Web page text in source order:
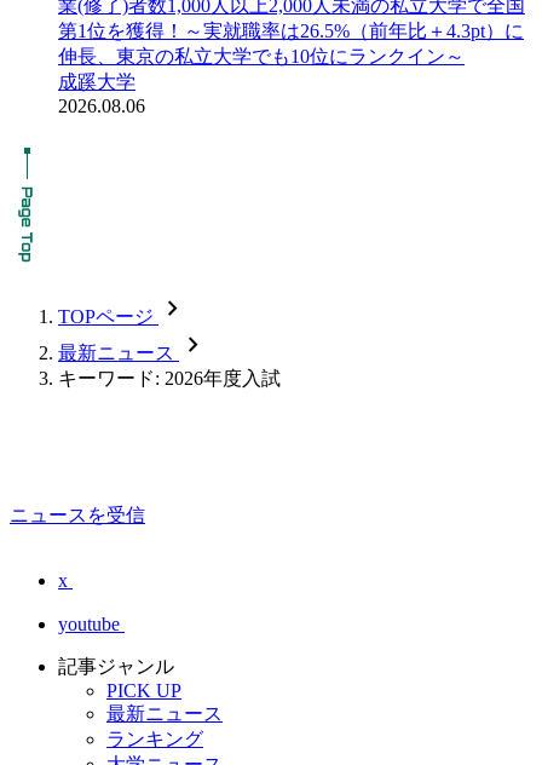
業(修了)者数1,000人以上2,000人未満の私立大学で全国
第1位を獲得！～実就職率は26.5%（前年比＋4.3pt）に
伸長、東京の私立大学でも10位にランクイン～
成蹊大学
2026.08.06
TOPページ chevron_forward
最新ニュース chevron_forward
キーワード: 2026年度入試
ニュースを受信
x
youtube
記事ジャンル
PICK UP
最新ニュース
ランキング